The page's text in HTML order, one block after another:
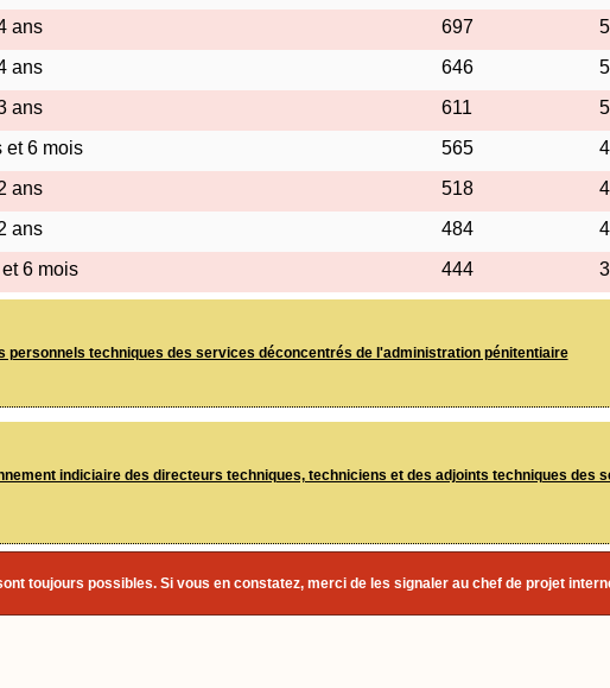
ans 697
ans 646
ans 611
et 6 mois 565
ans 518
ans 484
6 mois 444
personnels techniques des services déconcentrés de l'administration pénitentiaire
indiciaire des directeurs techniques, techniciens et des adjoints techniques
toujours possibles. Si vous en constatez, merci de les signaler au chef de projet